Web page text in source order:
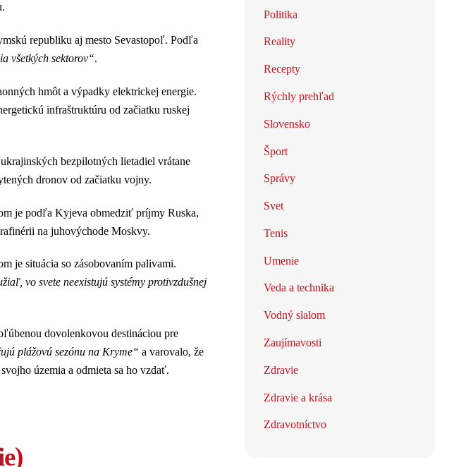
republiku aj mesto Sevastopoľ. Podľa
všetkých sektorov“.
hmôt a výpadky elektrickej energie.
infraštruktúru od začiatku ruskej
bezpilotných lietadiel vrátane
dronov od začiatku vojny.
je podľa Kyjeva obmedziť príjmy Ruska,
na juhovýchode Moskvy.
je situácia so zásobovaním palivami.
vo svete neexistujú systémy protivzdušnej
dovolenkovou destináciou pre
plážovú sezónu na Kryme“ a varovalo, že
územia a odmieta sa ho vzdať.
Politika
Reality
Recepty
Rýchly prehľad
Slovensko
Šport
Správy
Svet
Tenis
Umenie
Veda a technika
Vodný slalom
Zaujímavosti
Zdravie
Zdravie a krása
Zdravotníctvo